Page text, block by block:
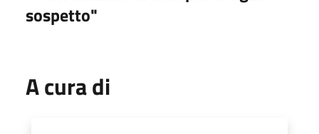
sospetto"
A cura di